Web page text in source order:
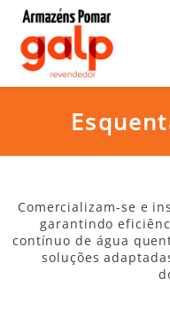
Comercializam-se e
garantindo
contínuo de água
soluções